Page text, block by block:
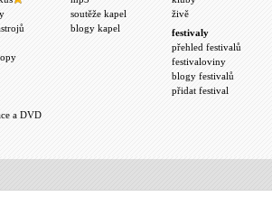
a DVD
soutěže kapel
blogy kapel
živě
festivaly
přehled festivalů
festivaloviny
blogy festivalů
přidat festival